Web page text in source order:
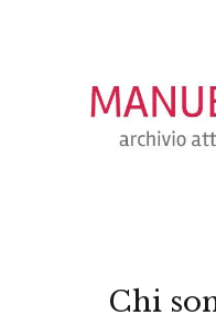
Chi